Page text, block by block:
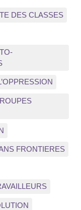
DES CLASSES
FRONTIERES